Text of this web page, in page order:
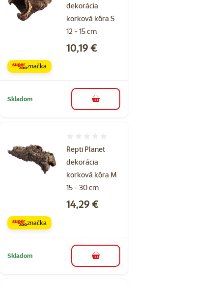
dekorácia
korková kôra S
12 - 15 cm
Cena
10,19 €
značka
Skladom do košíka
Repti Planet
dekorácia
korková kôra M
15 - 30 cm
Cena
14,29 €
značka
Skladom do košíka